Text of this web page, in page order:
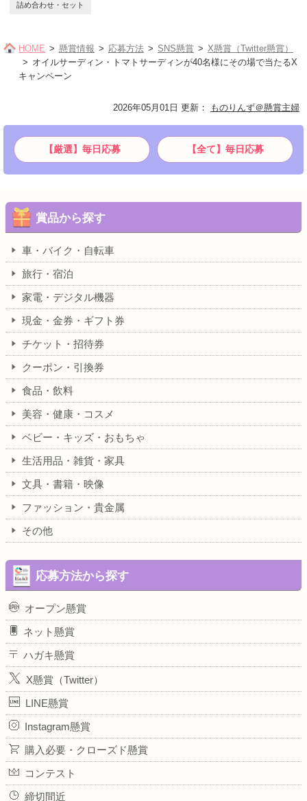
詰め合わせ・セット
HOME 懸賞情報 応募方法 SNS懸賞
X懸賞（Twitter懸賞）
オイルサーディン・トマトサーディンが40名様にその場で当たるX
キャンペーン
2026年05月01日 更新 ： ものりんず＠懸賞主婦
【厳選】毎日応募 【全て】毎日応募
賞品から探す
車・バイク・自転車
旅行・宿泊
家電・デジタル機器
現金・金券・ギフト券
チケット・招待券
クーポン・引換券
食品・飲料
美容・健康・コスメ
ベビー・キッズ・おもちゃ
生活用品・雑貨・家具
文具・書籍・映像
ファッション・貴金属
その他
応募方法から探す
オープン懸賞
ネット懸賞
ハガキ懸賞
X懸賞（Twitter）
LINE懸賞
Instagram懸賞
購入必要・クローズド懸賞
コンテスト
締切間近